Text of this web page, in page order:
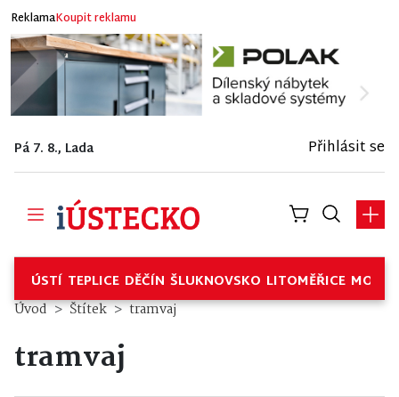
ReklamaKoupit reklamu
Pá 7. 8., Lada Přihlásit se
ÚSTÍ TEPLICE DĚČÍN ŠLUKNOVSKO LITOMĚŘICE
Úvod Štítek tramvaj
tramvaj